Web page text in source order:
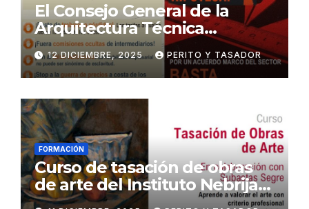
El Consejo General de la
Arquitectura Técnica
respalda la huelga de los
tasadores hipotecarios
12 DICIEMBRE, 2025 PERITO Y TASADOR
FORMACIÓN
Curso de tasación de obras
de arte del Instituto Nebrija
de Artes y Humanidades